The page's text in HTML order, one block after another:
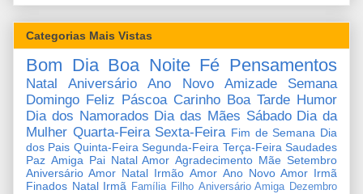
Categorias Mais Vistas
Bom Dia Boa Noite Fé Pensamentos
Natal Aniversário Ano Novo Amizade
Semana
Domingo Feliz Páscoa Carinho Boa Tarde Humor
Dia dos Namorados Dia das Mães Sábado Dia da
Mulher Quarta-Feira Sexta-Feira Fim de Semana Dia
dos Pais Quinta-Feira Segunda-Feira Terça-Feira Saudades
Paz Amiga Pai Natal Amor Agradecimento Mãe Setembro
Aniversário Amor Natal Irmão Amor Ano Novo Amor Irmã
Finados Natal Irmã Família Filho Aniversário Amiga Dezembro